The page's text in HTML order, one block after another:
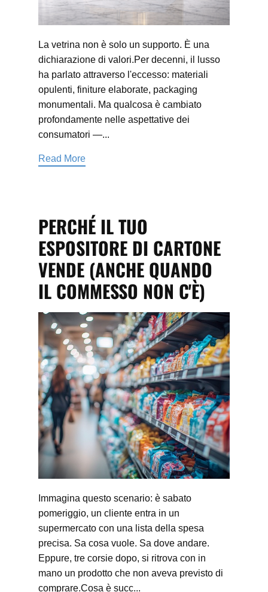
La vetrina non è solo un supporto. È una
dichiarazione di valori.Per decenni, il lusso
ha parlato attraverso l'eccesso: materiali
opulenti, finiture elaborate, packaging
monumentali. Ma qualcosa è cambiato
profondamente nelle aspettative dei
consumatori —...
Read More
PERCHÉ IL TUO
ESPOSITORE DI CARTONE
VENDE (ANCHE QUANDO
IL COMMESSO NON C'È)
Immagina questo scenario: è sabato
pomeriggio, un cliente entra in un
supermercato con una lista della spesa
precisa. Sa cosa vuole. Sa dove andare.
Eppure, tre corsie dopo, si ritrova con in
mano un prodotto che non aveva previsto di
comprare.Cosa è succ...